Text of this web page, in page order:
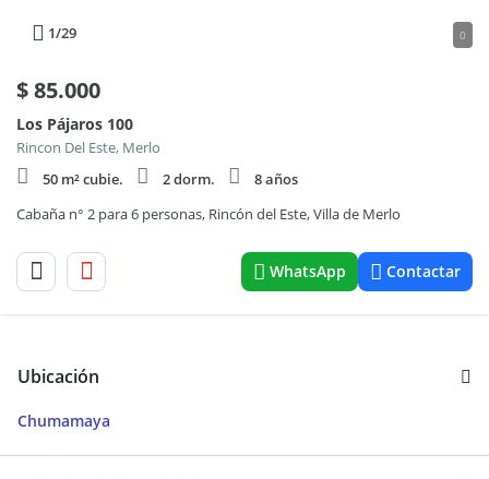
1/29 0
$85.000
Los Pájaros 100
Rincon Del Este, Merlo
50 m² cubie.
2 dorm.
8 años
Cabaña n° 2 para 6 personas, Rincón del Este, Villa de Merlo
WhatsApp Contactar
Ubicación
Chumamaya